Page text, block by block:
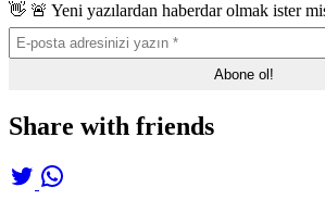
👋 🚨 Yeni yazılardan haberdar olmak ister
Share with friends